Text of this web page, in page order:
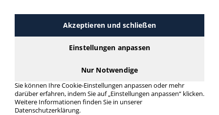
Häufig gesucht
Lineatur 2
Schulhefte
A4 - Lineatur 2
Akzeptieren und schließen
Einstellungen anpassen
Nur Notwendige
Sie können Ihre Cookie-Einstellungen anpassen oder mehr
darüber erfahren, indem Sie auf „Einstellungen anpassen“ klicken.
Weitere Informationen finden Sie in unserer
Datenschutzerklärung.